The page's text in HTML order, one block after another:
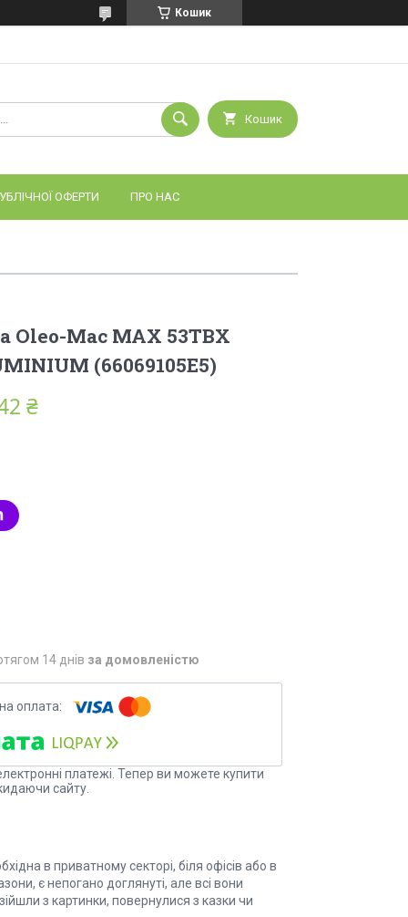
Кошик
Кошик
ОФЕРТИ ПРО НАС
Оlео-Маc MAX 53TBX
(66069105E5)
₴
14 днів за домовленістю
платежі. Тепер ви можете купити
сайту.
в приватному секторі, біля офісів або в
є непогано доглянуті, але всі вони
з картинки, повернулися з казки чи